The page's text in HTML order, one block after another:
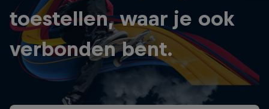
toestellen, waar je ook
verbonden bent.